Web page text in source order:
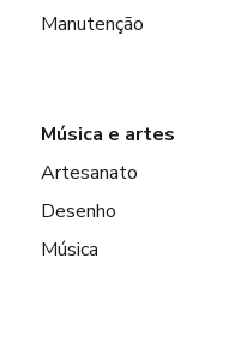
Manutenção
Música e artes
Artesanato
Desenho
Música